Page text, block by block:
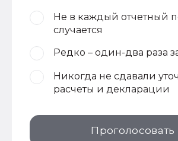
Не в каждый отчетный
случается
Редко – один-два раза
Никогда не сдавали
расчеты и декларации
Проголосовать